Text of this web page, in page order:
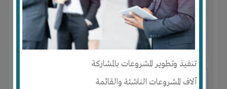
تنفيذ وتطوير المشروعات بالمشاركة
آلاف المشروعات الناشئة والقائمة
لديـه : المال-الخبرات-الوقت
المكان :مصر-الإسكندرية ميامى
آخر ظهور: : منذ 3 اشهر
Ibrahim Mostafa